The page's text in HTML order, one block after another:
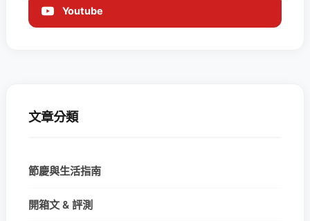
Youtube
文章分類
節慶與生活指南
開箱文 & 評測